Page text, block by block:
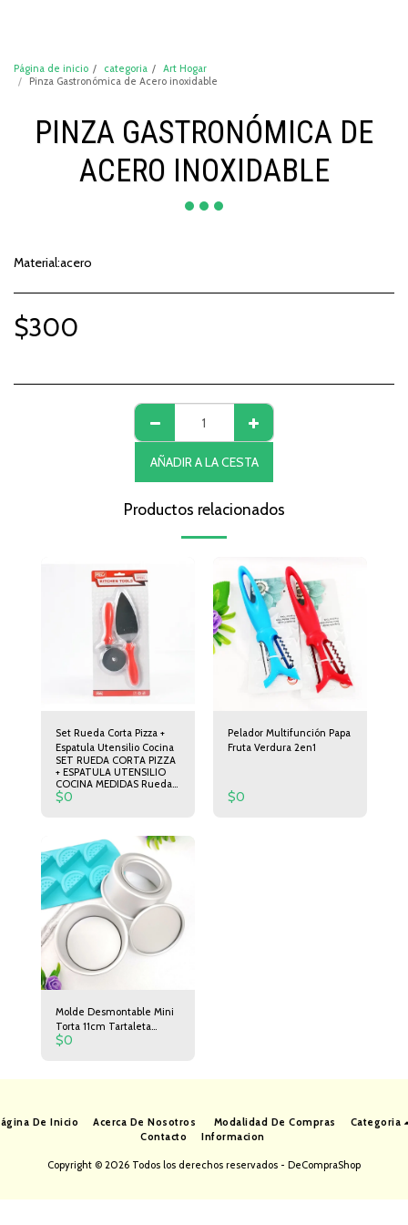
Página de inicio categoria
Art Hogar
Pinza Gastronómica de Acero inoxidable
PINZA GASTRONÓMICA DE
ACERO INOXIDABLE
Material:acero
$300
AÑADIR A LA CESTA
Productos relacionados
Set Rueda Corta Pizza +
Espatula Utensilio Cocina
SET RUEDA CORTA PIZZA
+ ESPATULA UTENSILIO
COCINA MEDIDAS Rueda
corta Pizza 19cm de largo
$0
Pelador Multifunción Papa
Fruta Verdura 2en1
$0
Molde Desmontable Mini
Torta 11cm Tartaleta
Postre
$0
De Inicio Acerca De Nosotros Modalidad De Compras
Categoria
Contacto
Informacion
Copyright © 2026 Todos los derechos reservados - DeCompraShop